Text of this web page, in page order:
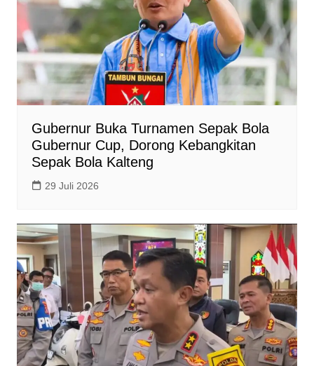
Gubernur Buka Turnamen Sepak Bola
Gubernur Cup, Dorong Kebangkitan
Sepak Bola Kalteng
29 Juli 2026